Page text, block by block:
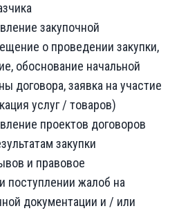
закупочной
о проведении закупки,
обоснование начальной
договора, заявка на участие
услуг / товаров)
проектов договоров
закупки
и правовое
поступлении жалоб на
документации и / или